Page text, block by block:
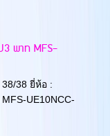
พาท MFS-
38 ยี่ห้อ :
UE10NCC-